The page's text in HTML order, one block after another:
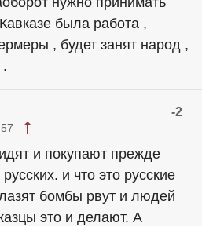
была работа ,
, будет занят народ ,
.
-2
и покупают прежде
и что это русские
бомбы рвут и людей
это и делают. А